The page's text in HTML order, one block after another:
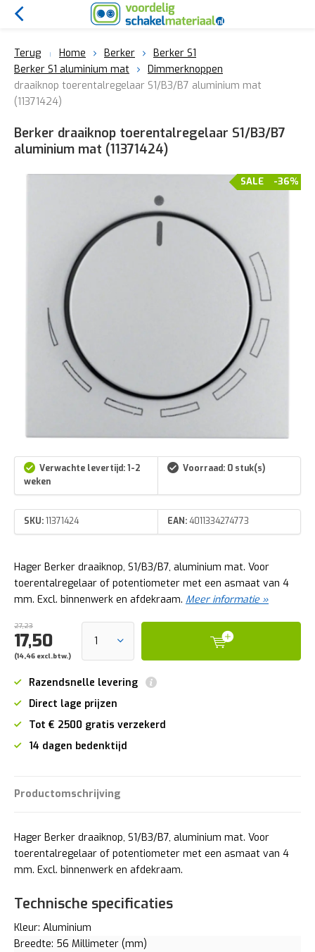
Terug Home Berker
Berker S1
Berker S1 aluminium mat
Dimmerknoppen
draaiknop toerentalregelaar S1/B3/B7 aluminium mat
(11371424)
Berker draaiknop toerentalregelaar S1/B3/B7
aluminium mat (11371424)
-36%
SALE
Verwachte levertijd: 1-2
weken
Voorraad: 0 stuk(s)
SKU:11371424 EAN:4011334274773
Hager Berker draaiknop, S1/B3/B7, aluminium mat. Voor
toerentalregelaar of potentiometer met een asmaat van 4
mm. Excl. binnenwerk en afdekraam. Meer informatie »
27,23
17,50
(14,46 excl.btw.)
Razendsnelle levering
Direct lage prijzen
Tot € 2500 gratis verzekerd
14 dagen bedenktijd
Productomschrijving
Hager Berker draaiknop, S1/B3/B7, aluminium mat. Voor
toerentalregelaar of potentiometer met een asmaat van 4
mm. Excl. binnenwerk en afdekraam.
Technische specificaties
Kleur: Aluminium
Breedte: 56 Millimeter (mm)